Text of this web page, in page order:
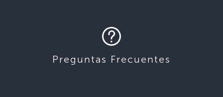
Preguntas Frecuentes